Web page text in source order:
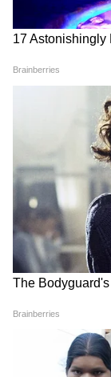
সরকারি তথ্য
প্রথমে দক্ষতা
চলাকালীন
পাশাপাশি
আর্থিক
5
14